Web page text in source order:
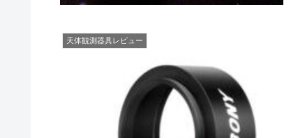
天体観測器具レビュー